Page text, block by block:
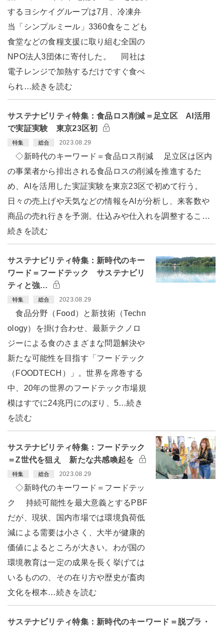
するヨシケイグループは7月、冷凍弁
当「シンプルミール」3360食をこども
食堂などの食糧支援に取り組む全国の
NPO法人3団体に寄付した。 同社は
電子レンジで加熱するだけですぐ食べ
られ…続きを読む
サステナビリティ特集：食品ロス削減＝足立区 AI活用
で実証実験 東京23区初
特集 総合 2023.08.29
◇新時代のキーワード＝食品ロス削減 足立区は区内
の事業者から排出される食品ロスの削減を推進するた
め、AIを活用した実証実験を東京23区で初めて行う。
日々の売上げや天気などの情報をAIが分析し、来客数や
商品の売れ行きを予測。仕込みや仕入れを調整するこ…
続きを読む
サステナビリティ特集：新時代のキー
ワード＝フードテック サステナビリ
ティと強…
特集 総合 2023.08.29
食品分野（Food）と新技術（Techn
ology）を掛け合わせ、最新テクノロ
ジーによる食のさまざまな問題解決や
新たな可能性を目指す「フードテック
（FOODTECH）」。世界を席巻する
中、20年の世界のフードテック市場規
模はすでに24兆円にのぼり、5…続き
を読む
サステナビリティ特集：フードテック
＝Z世代を狙え 新たな共感喚起を
特集 総合 2023.08.29
◇新時代のキーワード＝フードテッ
ク 持続可能性を最大意義とするPBF
だが、現状、国内市場では環境負荷低
減による需要は小さく、大半が健康的
価値によるところが大きい。わが国の
環境教育は一定の成果を長く挙げては
いるものの、その在り方や歴史が畜肉
文化を根本…続きを読む
サステナビリティ特集：新時代のキーワード＝脱プラ・